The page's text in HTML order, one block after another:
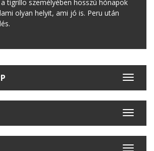
tigrillo személyében hosszú hónapok
olyan helyit, ami jó is. Peru után
Toggle
Toggle